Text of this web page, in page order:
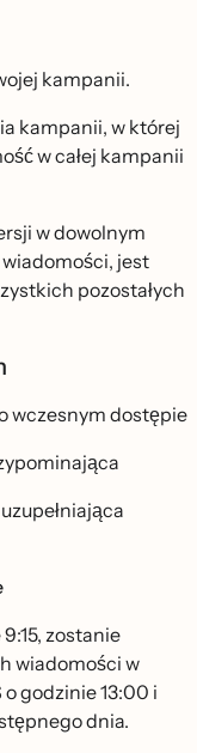
kampanii.
kampanii, w której
w całej kampanii
w dowolnym
jest
pozostałych
wczesnym dostępie
zostanie
wiadomości w
godzinie 13:00 i
dnia.